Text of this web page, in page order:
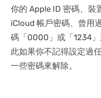
你的 Apple ID 密碼、裝
iCloud 帳戶密碼、曾用
碼「0000」或「1234
此如果你不記得設定過
一些密碼來解除。